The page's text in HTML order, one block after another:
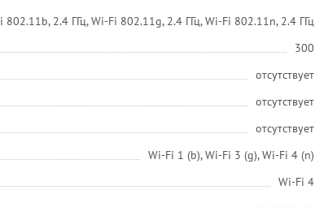
802.11b, 2.4 ГГц, Wi-Fi 802.11g, 2.4 ГГц, Wi-Fi 802.11n, 2.4 ГГц
300
отсутствует
отсутствует
отсутствует
Wi-Fi 1 (b), Wi-Fi 3 (g), Wi-Fi 4 (n)
Wi-Fi 4